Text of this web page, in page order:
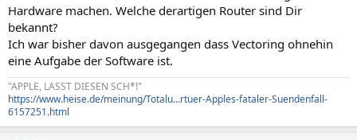
Hardware machen. Welche derartigen Router sind Dir
bekannt?
Ich war bisher davon ausgegangen dass Vectoring ohnehin
eine Aufgabe der Software ist.
"APPLE, LASST DIESEN SCH*!"
https://www.heise.de/meinung/Totalu...rtuer-Apples-fataler-Suendenfall-
6157251.html